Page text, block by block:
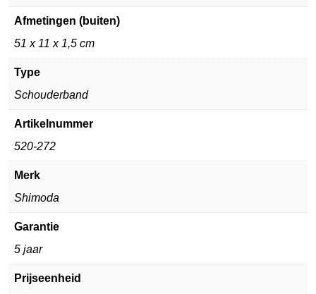
Afmetingen (buiten)
51 x 11 x 1,5 cm
Type
Schouderband
Artikelnummer
520-272
Merk
Shimoda
Garantie
5 jaar
Prijseenheid